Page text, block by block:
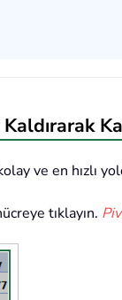
ve en hızlı
tıklayın.